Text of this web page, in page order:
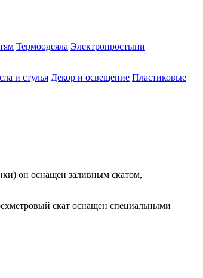
Термоодеяла Электропростыни
и стулья Декор и освещение Пластиковые
он оснащен заливным скатом,
скат оснащен специальными